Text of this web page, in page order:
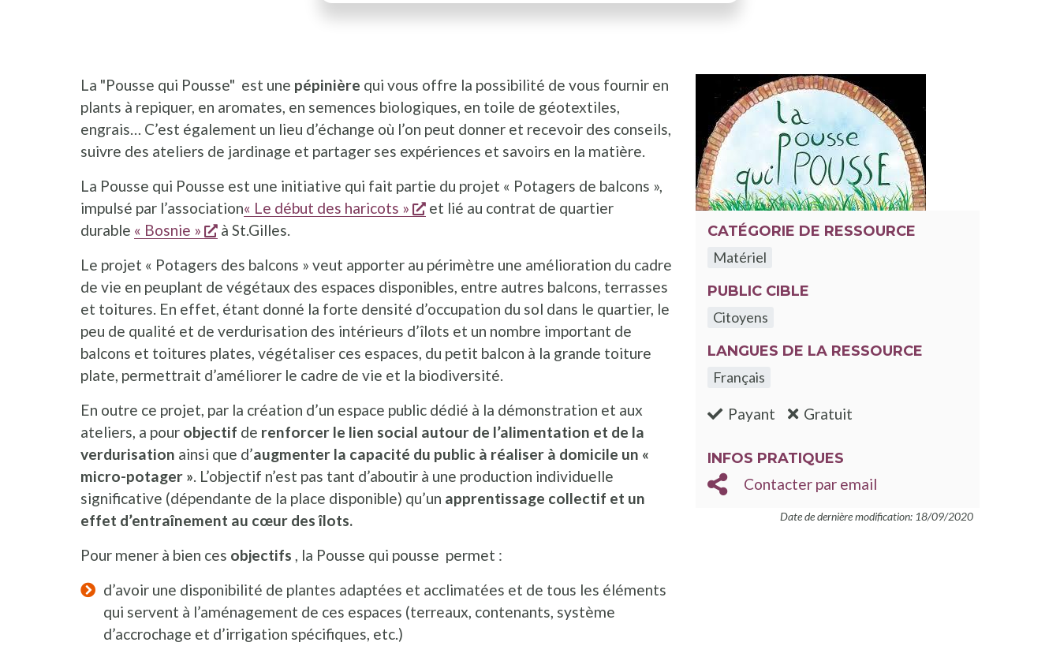
La "Pousse qui Pousse" est une pépinière qui vous offre la possibilité de vous fournir en
plants à repiquer, en aromates, en semences biologiques, en toile de géotextiles,
engrais… C’est également un lieu d’échange où l’on peut donner et recevoir des conseils,
suivre des ateliers de jardinage et partager ses expériences et savoirs en la matière.
La Pousse qui Pousse est une initiative qui fait partie du projet « Potagers de balcons »,
impulsé par l’association« Le début des haricots » s'ouvre dans une nouvelle fenêtre
et lié au contrat de quartier
durable « Bosnie » s'ouvre dans une nouvelle fenêtre
à St.Gilles.
Le projet « Potagers des balcons » veut apporter au périmètre une amélioration du cadre
de vie en peuplant de végétaux des espaces disponibles, entre autres balcons, terrasses
et toitures. En effet, étant donné la forte densité d’occupation du sol dans le quartier, le
peu de qualité et de verdurisation des intérieurs d’îlots et un nombre important de
balcons et toitures plates, végétaliser ces espaces, du petit balcon à la grande toiture
plate, permettrait d’améliorer le cadre de vie et la biodiversité.
En outre ce projet, par la création d’un espace public dédié à la démonstration et aux
ateliers, a pour objectif de renforcer le lien social autour de l’alimentation et de la
verdurisation ainsi que d’augmenter la capacité du public à réaliser à domicile un «
micro-potager ». L’objectif n’est pas tant d’aboutir à une production individuelle
significative (dépendante de la place disponible) qu’un apprentissage collectif et un
effet d’entraînement au cœur des îlots.
Pour mener à bien ces objectifs , la Pousse qui pousse permet :
d’avoir une disponibilité de plantes adaptées et acclimatées et de tous les éléments
qui servent à l’aménagement de ces espaces (terreaux, contenants, système
d’accrochage et d’irrigation spécifiques, etc.)
CATÉGORIE DE RESSOURCE
Matériel
PUBLIC CIBLE
Citoyens
LANGUES DE LA RESSOURCE
Français
Payant :non Gratuit
INFOS PRATIQUES
Contacter par email
Date de dernière modification: 18/09/2020